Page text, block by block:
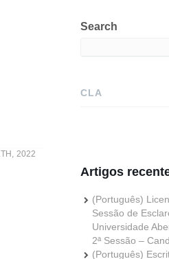
2022
Search
CLA
Artigos
(Português)
Sessão de
Universidade
2ª Sessão –
(Português)